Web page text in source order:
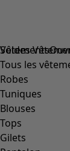
Soldes
Tous les
Robes
Tuniques
Blouses
Tops
Gilets
Vêtements